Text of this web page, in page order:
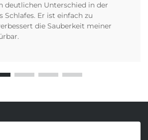
deutlichen Unterschied in der
Schlafes. Er ist einfach zu
die Sauberkeit meiner